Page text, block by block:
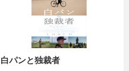
白パンと独裁者